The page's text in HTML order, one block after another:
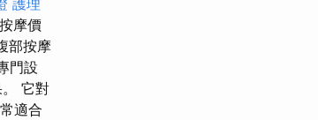
摩價
部按摩
門設
它對
適合